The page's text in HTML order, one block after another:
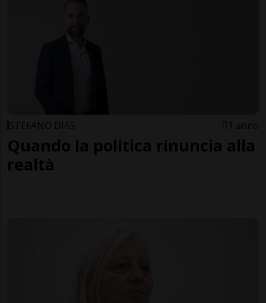
STEFANO DIAS 1 anno
Quando la politica rinuncia alla
realtà